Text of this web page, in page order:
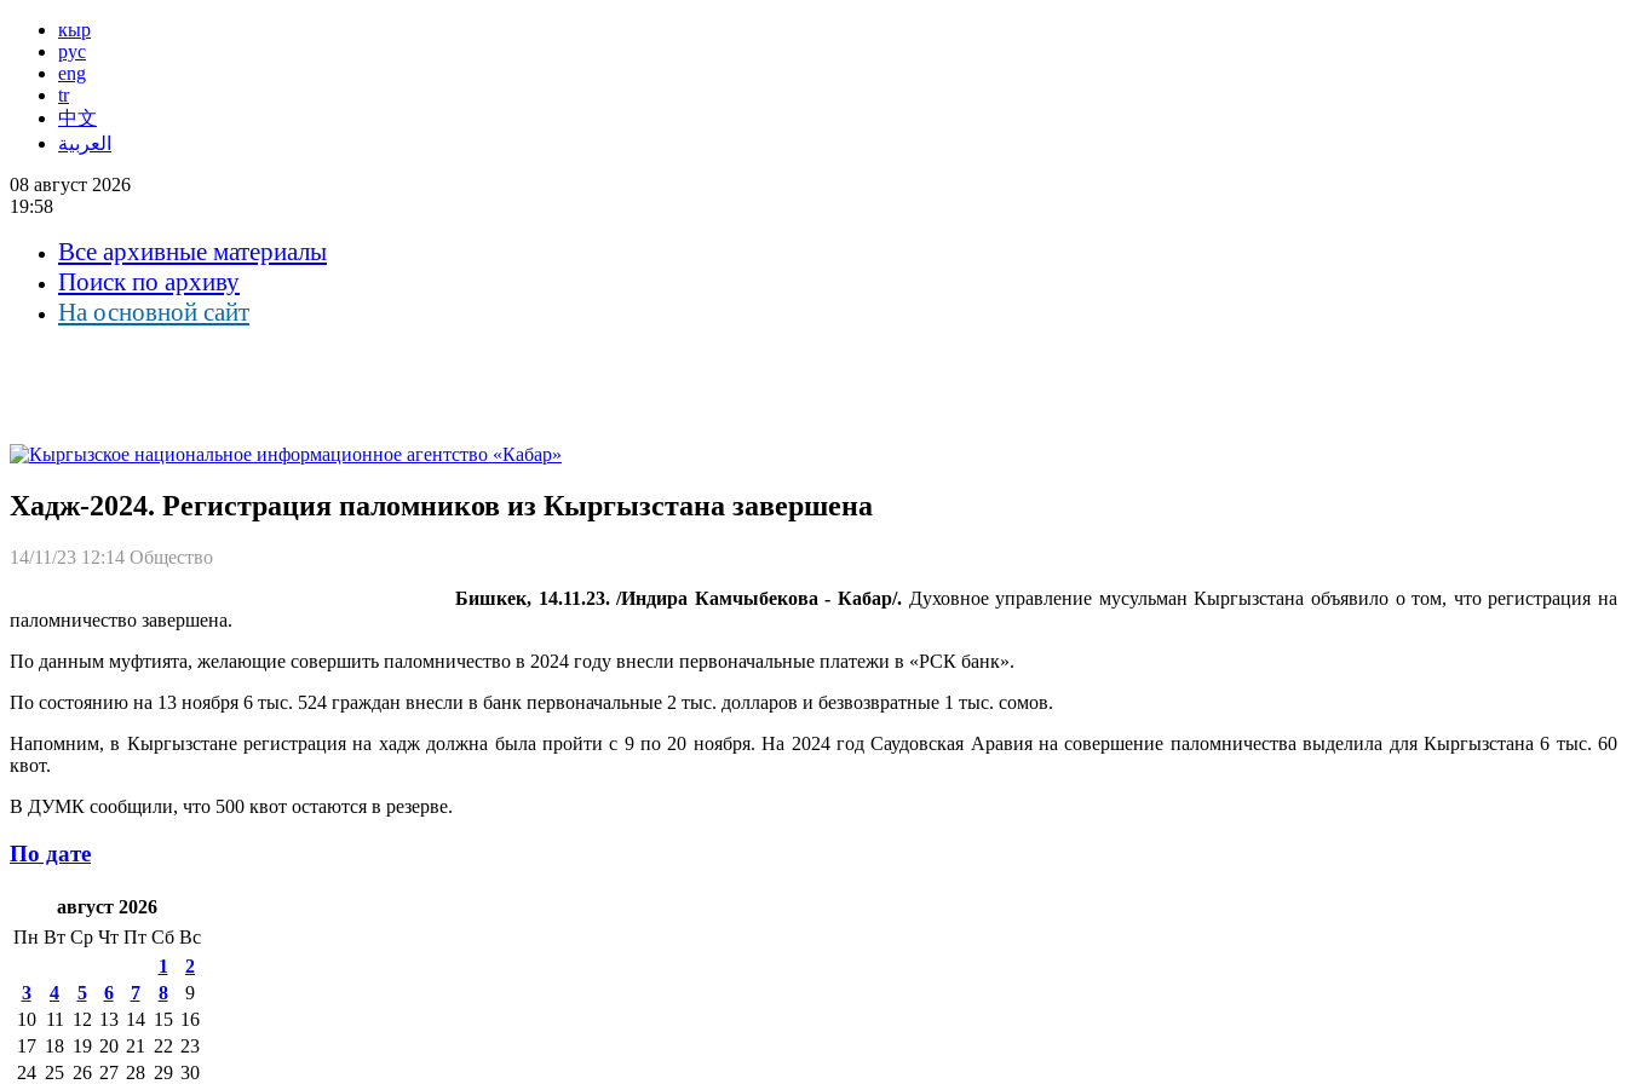
кыр
рус
eng
tr
中文
العربية
08 август 2026
19:58
Все архивные материалы
Поиск по архиву
На основной сайт
Хадж-2024. Регистрация паломников из Кыргызстана завершена
14/11/23 12:14 Общество
Бишкек, 14.11.23. /Индира Камчыбекова - Кабар/. Духовное управление мусульман Кыргызстана объявило о том, что регистрация на
паломничество завершена.
По данным муфтията, желающие совершить паломничество в 2024 году внесли первоначальные платежи в «РСК банк».
По состоянию на 13 ноября 6 тыс. 524 граждан внесли в банк первоначальные 2 тыс. долларов и безвозвратные 1 тыс. сомов.
Напомним, в Кыргызстане регистрация на хадж должна была пройти с 9 по 20 ноября. На 2024 год Саудовская Аравия на совершение паломничества выделила для Кыргызстана 6 тыс. 60
квот.
В ДУМК сообщили, что 500 квот остаются в резерве.
По дате
август 2026
Пн Вт Ср Чт Пт Сб Вс
1
2
3
4 5 6 7 8
9
10 11 12 13 14 15 16
17 18 19 20 21 22 23
24 25 26 27 28 29 30